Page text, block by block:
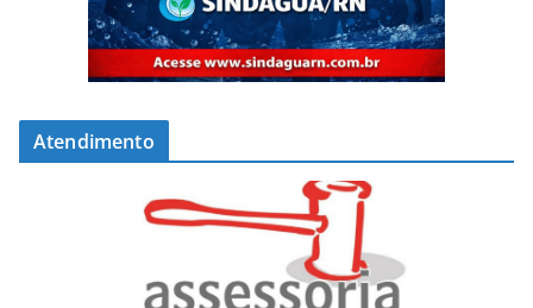
Atendimento